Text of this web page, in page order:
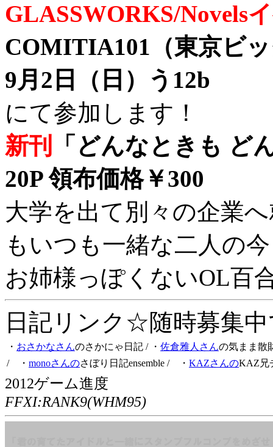
GLASSWORKS/Novels
COMITIA101（東京ビ
9月2日（日）う12b
にて参加します！
新刊
「どんなときも ど
20P 領布価格￥300
大学を出て別々の企業
もいつも一緒な二人の
お姉様っぽくないOL百
日記リンク☆随時募集
・ おさかなさんのさかにゃ日記 / ・ 佐倉雅人さんの気まま散
/ ・ monoさんのさぼり日記ensemble / ・ KAZさんのKAZ兄
2012ゲーム進度
FFXI:RANK9(WHM95)